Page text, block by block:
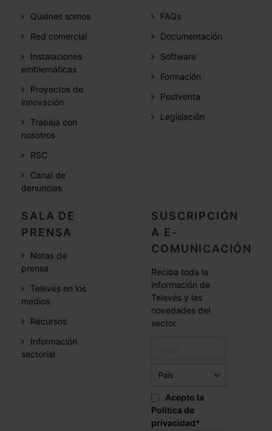
Quiénes somos
Red comercial
Instalaciones
emblemáticas
Proyectos de
innovación
Trabaja con
nosotros
RSC
Canal de
denuncias
FAQs
Documentación
Software
Formación
Postventa
Legislación
SALA DE
PRENSA
Notas de
prensa
Televés en los
medios
Recursos
Información
sectorial
SUSCRIPCIÓN
A E-
COMUNICACIÓN
Reciba toda la
información de
Televés y las
novedades del
sector
Acepto la
Politica de
privacidad*